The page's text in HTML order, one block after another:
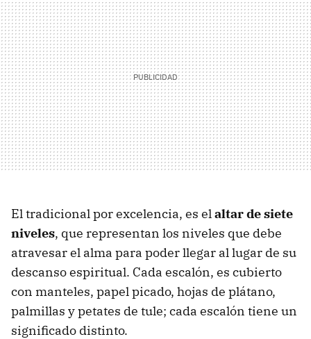
El tradicional por excelencia, es elaltar de siete
niveles, que representan los niveles que debe
atravesar el alma para poder llegar al lugar de su
descanso espiritual. Cada escalón, es cubierto
con manteles, papel picado, hojas de plátano,
palmillas y petates de tule; cada escalón tiene un
significado distinto.